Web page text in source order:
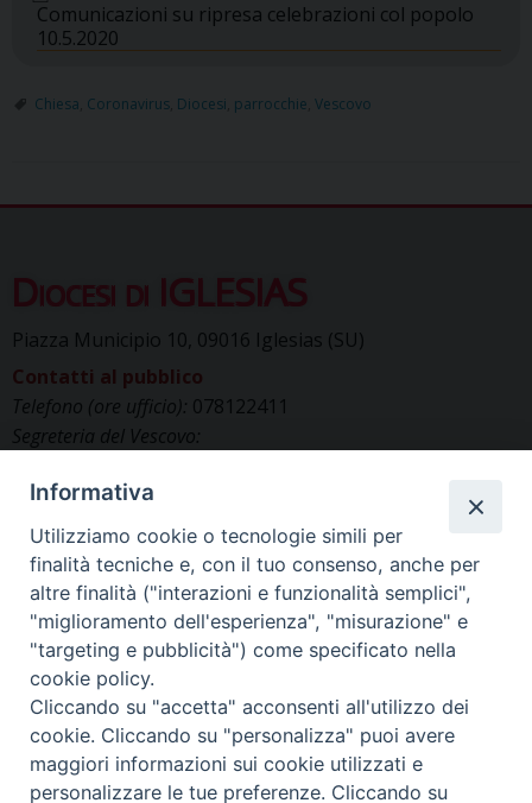
Comunicazioni su ripresa celebrazioni col popolo
10.5.2020
Chiesa Coronavirus Diocesi parrocchie Vescovo
Diocesi di IGLESIAS
Piazza Municipio 10, 09016 Iglesias (SU)
Contatti al pubblico
Telefono (ore ufficio): 078122411
Segreteria del Vescovo:
Uffici di Curia:curia_iglesias@libero.it
Cancelleria (richiesta documenti):
canc.curia.iglesias@tiscali.it
Comunicazione & media (ufficio stampa):
ucs.iglesias@gmail.com
Informativa
Utilizziamo cookie o tecnologie simili per
finalità tecniche e, con il tuo consenso, anche per
altre finalità ("interazioni e funzionalità semplici",
"miglioramento dell'esperienza", "misurazione" e
"targeting e pubblicità") come specificato nella
cookie policy.
Cliccando su "accetta" acconsenti all'utilizzo dei
cookie. Cliccando su "personalizza" puoi avere
maggiori informazioni sui cookie utilizzati e
personalizzare le tue preferenze. Cliccando su